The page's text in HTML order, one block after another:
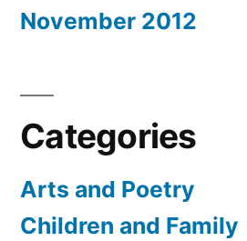
November 2012
Categories
Arts and Poetry
Children and Family